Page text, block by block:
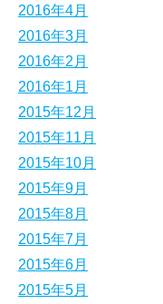
2016年4月
2016年3月
2016年2月
2016年1月
2015年12月
2015年11月
2015年10月
2015年9月
2015年8月
2015年7月
2015年6月
2015年5月